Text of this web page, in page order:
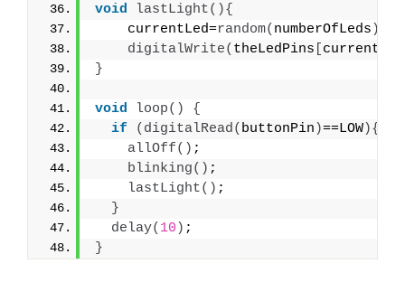
void lastLight(){
    currentLed=
random( numberOfLeds )
digitalWrite( theLedPins currentLed
}
void loop()
{
if
( digitalRead( buttonPin )==LOW){
allOff() ;
blinking() ;
lastLight() ;
}
delay( 10 ) ;
}